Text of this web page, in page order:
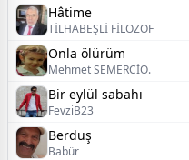
Hâtime
TİLHABEŞLİ FİLOZOF
Onla ölürüm
Mehmet SEMERCİO.
Bir eylül sabahı
FevziB23
Berduş
Babür